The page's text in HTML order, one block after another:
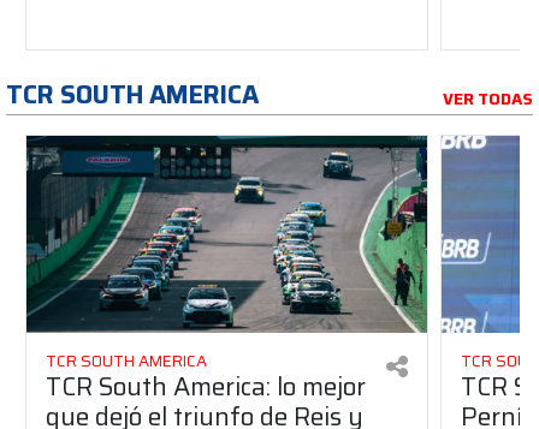
TCR SOUTH AMERICA VER TODAS
TCR SOUTH AMERICA
TCR South America: lo mejor
que dejó el triunfo de Reis y
TCR
TCR